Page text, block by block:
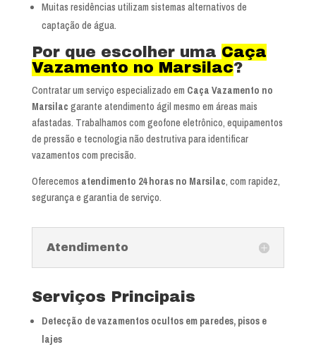
Muitas residências utilizam sistemas alternativos de
captação de água.
Por que escolher uma Caça
Vazamento no Marsilac?
Contratar um serviço especializado em Caça Vazamento no
Marsilac garante atendimento ágil mesmo em áreas mais
afastadas. Trabalhamos com geofone eletrônico, equipamentos
de pressão e tecnologia não destrutiva para identificar
vazamentos com precisão.
Oferecemos atendimento 24 horas no Marsilac, com rapidez,
segurança e garantia de serviço.
Atendimento
Serviços Principais
Detecção de vazamentos ocultos em paredes, pisos e
lajes